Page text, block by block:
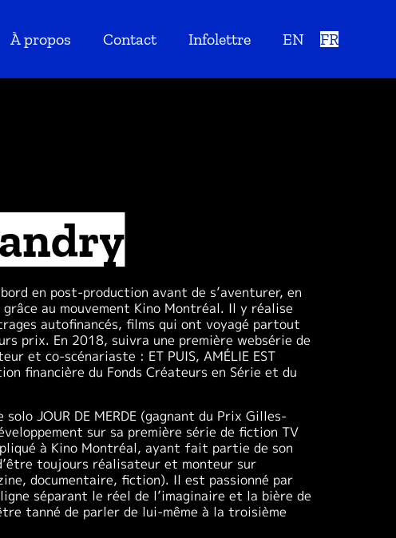
À propos Contact Infolettre EN FR
en post-production avant de s’aventurer, en
au mouvement Kino Montréal. Il y réalise
autofinancés, films qui ont voyagé partout
prix. En 2018, suivra une première websérie de
et co-scénariaste : ET PUIS, AMÉLIE EST
financière du Fonds Créateurs en Série et du
JOUR DE MERDE (gagnant du Prix Gilles-
sur sa première série de fiction TV
à Kino Montréal, ayant fait partie de son
toujours réalisateur et monteur sur
documentaire, fiction). Il est passionné par
séparant le réel de l’imaginaire et la bière de
tanné de parler de lui-même à la troisième